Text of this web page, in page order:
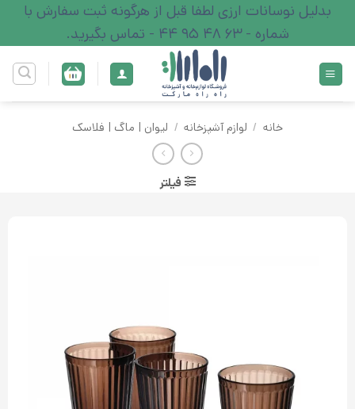
content
بدلیل نوسانات ارزی لطفا قبل از هرگونه ثبت سفارش با
شماره - 63 48 95 44 - تماس بگیرید.
خانه / لوازم آشپزخانه / لیوان | ماگ | فلاسک
فیلتر